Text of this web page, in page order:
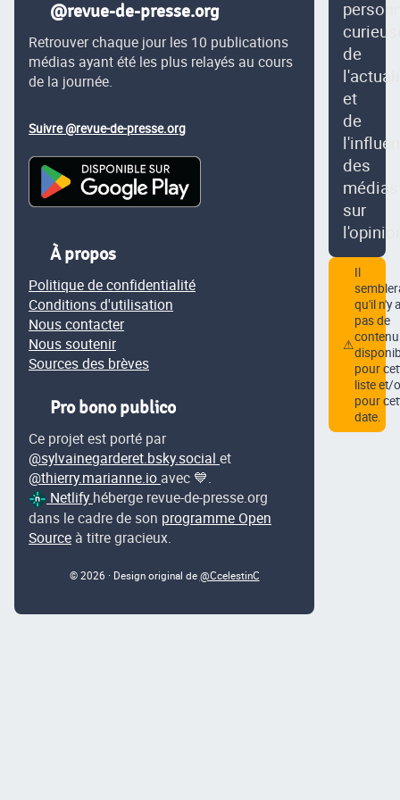
@revue-de-presse.org
Retrouver chaque jour les 10 publications
médias ayant été les plus relayés au cours
de la journée.
Suivre @revue-de-presse.org
À propos
Politique de confidentialité
Conditions d'utilisation
Nous contacter
Nous soutenir
Sources des brèves
Pro bono publico
Ce projet est porté par
@sylvainegarderet.bsky.social et
@thierry.marianne.io avec 💙.
Netlify héberge revue-de-presse.org
dans le cadre de son programme Open
Source à titre gracieux.
© 2026 · Design original de @CcelestinC
de
et
de
des
médias
sur
⚠
Il
qu'il n'y a
pas de
contenu
pour
liste et/
pour
date.